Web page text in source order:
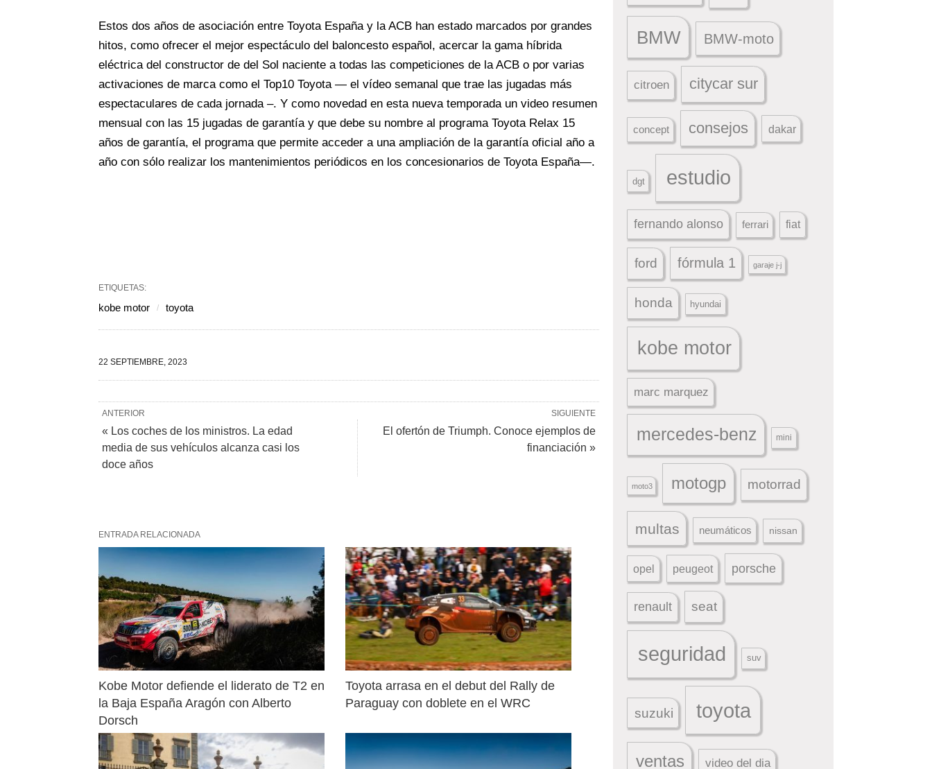
Estos dos años de asociación entre Toyota España y la ACB han estado marcados por grandes
hitos, como ofrecer el mejor espectáculo del baloncesto español, acercar la gama híbrida
eléctrica del constructor de del Sol naciente a todas las competiciones de la ACB o por varias
activaciones de marca como el Top10 Toyota — el vídeo semanal que trae las jugadas más
espectaculares de cada jornada –. Y como novedad en esta nueva temporada un video resumen
mensual con las 15 jugadas de garantía y que debe su nombre al programa Toyota Relax 15
años de garantía, el programa que permite acceder a una ampliación de la garantía oficial año a
año con sólo realizar los mantenimientos periódicos en los concesionarios de Toyota España—.
ETIQUETAS:
kobe motor toyota
22 SEPTIEMBRE, 2023
SIGUIENTE
El ofertón de Triumph. Conoce ejemplos de
financiación »
ANTERIOR
« Los coches de los ministros. La edad
media de sus vehículos alcanza casi los
doce años
ENTRADA RELACIONADA
Kobe Motor defiende el liderato de T2 en
la Baja España Aragón con Alberto
Dorsch
Toyota arrasa en el debut del Rally de
Paraguay con doblete en el WRC
BMW BMW-moto
citroen citycar sur
concept consejos dakar
dgt estudio
fernando alonso ferrari fiat
ford fórmula 1 garaje j-j
honda hyundai
kobe motor
marc marquez
mercedes-benz mini
moto3 motogp motorrad
multas neumáticos nissan
opel peugeot porsche
renault seat
seguridad suv
suzuki toyota
ventas video del dia